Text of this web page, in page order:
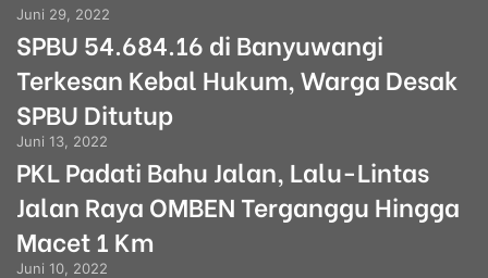
Juni 29, 2022
SPBU 54.684.16 di Banyuwangi
Terkesan Kebal Hukum, Warga Desak
SPBU Ditutup
Juni 13, 2022
PKL Padati Bahu Jalan, Lalu-Lintas
Jalan Raya OMBEN Terganggu Hingga
Macet 1 Km
Juni 10, 2022